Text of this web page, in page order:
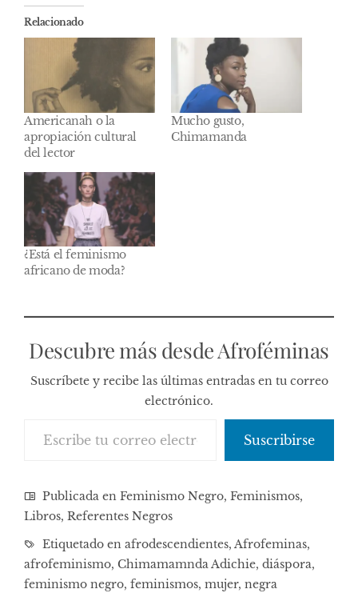
Relacionado
Americanah o la
apropiación cultural
del lector
Mucho gusto,
Chimamanda
¿Está el feminismo
africano de moda?
Descubre más desde Afroféminas
Suscríbete y recibe las últimas entradas en tu correo
electrónico.
Suscribirse
Publicada en Feminismo Negro, Feminismos,
Libros, Referentes Negros
Etiquetado en afrodescendientes, Afrofeminas,
afrofeminismo, Chimamamnda Adichie, diáspora,
feminismo negro, feminismos, mujer, negra